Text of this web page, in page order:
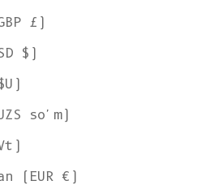
£)
$)
so'm)
(EUR €)